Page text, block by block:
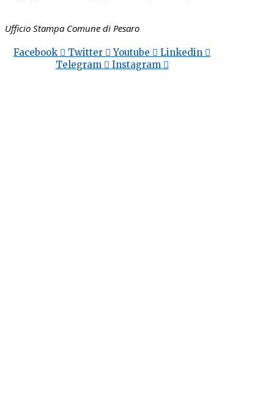
Ufficio Stampa Comune di Pesaro
Facebook Twitter Youtube
Linkedin
Telegram
Instagram